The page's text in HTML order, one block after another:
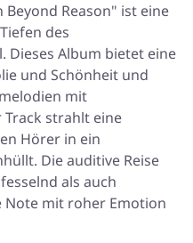
Beyond Reason" ist eine
des
Dieses Album bietet eine
und Schönheit und
mit
Track strahlt eine
Hörer in ein
Die auditive Reise
als auch
Note mit roher Emotion